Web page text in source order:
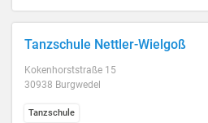
Tanzschule Nettler-Wielgoß
Kokenhorststraße 15
30938 Burgwedel
Tanzschule